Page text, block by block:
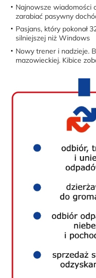
Najnowsze wiadomości
zarabiać pasywny
Pasjans, który pokonał
silniejszej niż Windows
Nowy trener i nadzieje.
mazowieckiej. Kibice